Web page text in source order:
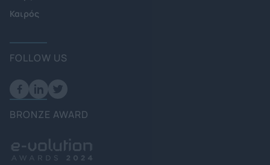
Καιρός
FOLLOW US
BRONZE AWARD